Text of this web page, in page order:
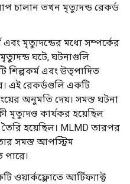
চালান তখন মৃত্যুদন্ড রেকর্ড
এবং মৃত্যুদন্ডের মধ্যে সম্পর্কের
ঘটে, ঘটনাগুলি
শিল্পকর্ম এবং উত্পাদিত
এই রেকর্ডগুলি একটি
অনুমতি দেয়। সমস্ত ঘটনা
মৃত্যুদণ্ড কার্যকর হয়েছিল
হয়েছিল। MLMD তারপর
সমস্ত আপস্ট্রিম
ওয়ার্কফ্লোতে আর্টিফ্যাক্ট